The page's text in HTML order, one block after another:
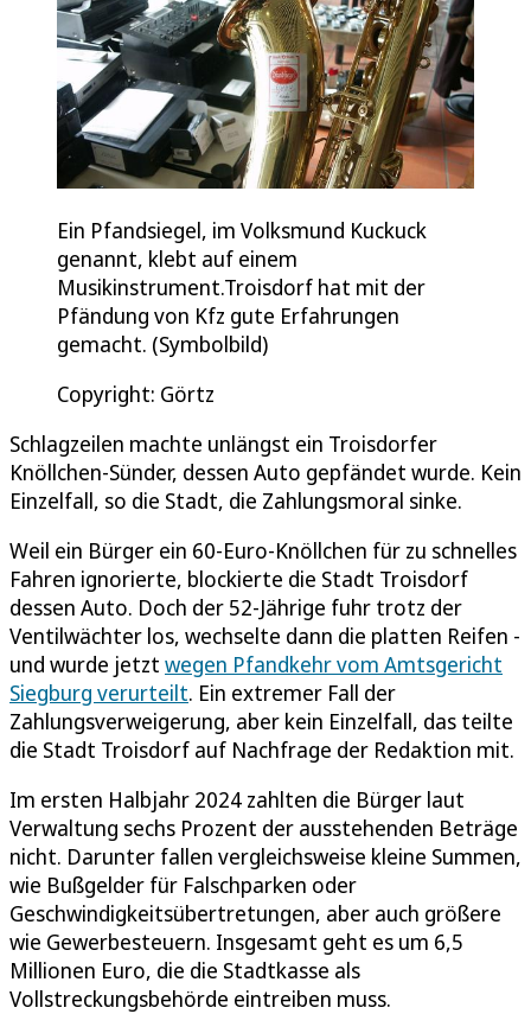
Ein Pfandsiegel, im Volksmund Kuckuck
genannt, klebt auf einem
Musikinstrument.Troisdorf hat mit der
Pfändung von Kfz gute Erfahrungen
gemacht. (Symbolbild)
Copyright: Görtz
Schlagzeilen machte unlängst ein Troisdorfer
Knöllchen-Sünder, dessen Auto gepfändet wurde. Kein
Einzelfall, so die Stadt, die Zahlungsmoral sinke.
Weil ein Bürger ein 60-Euro-Knöllchen für zu schnelles
Fahren ignorierte, blockierte die Stadt Troisdorf
dessen Auto. Doch der 52-Jährige fuhr trotz der
Ventilwächter los, wechselte dann die platten Reifen -
und wurde jetzt wegen Pfandkehr vom Amtsgericht
Siegburg verurteilt. Ein extremer Fall der
Zahlungsverweigerung, aber kein Einzelfall, das teilte
die Stadt Troisdorf auf Nachfrage der Redaktion mit.
Im ersten Halbjahr 2024 zahlten die Bürger laut
Verwaltung sechs Prozent der ausstehenden Beträge
nicht. Darunter fallen vergleichsweise kleine Summen,
wie Bußgelder für Falschparken oder
Geschwindigkeitsübertretungen, aber auch größere
wie Gewerbesteuern. Insgesamt geht es um 6,5
Millionen Euro, die die Stadtkasse als
Vollstreckungsbehörde eintreiben muss.